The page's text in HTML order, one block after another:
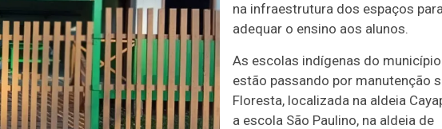
na infraestrutura dos espaços
adequar o ensino aos alunos.
As escolas indígenas do
estão passando por manutenção
Floresta, localizada na aldeia
a escola São Paulino, na aldeia de